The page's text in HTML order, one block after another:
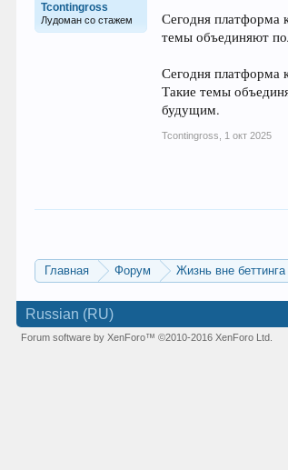
Tcontingross
Лудоман со стажем
Сегодня платформа
темы объединяют
Сегодня платформа
Такие темы
будущим.
Tcontingross 1 окт 2025
Главная Форум Жизнь вне беттинга
Russian (RU)
Forum software by XenForo™©2010-2016 XenForo Ltd.